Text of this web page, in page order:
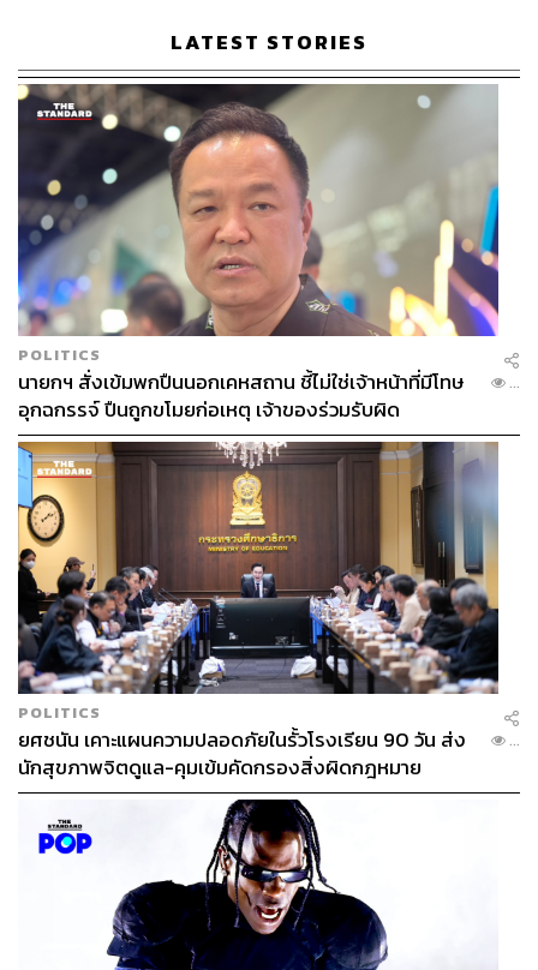
ABOUT THE AUTHOR
สมศักดิ์ จันทวิชชประภา
โปรดิวเซอร์ คอลัมนิสต์ และบรรณาธิการ ผู้
หลงใหลในความตื่นเต้นของกีฬาและความ
สงบของการอ่านหนังสือเงียบๆ
LATEST STORIES
POLITICS
นายกฯ สั่งเข้มพกปืนนอกเคหสถาน ชี้ไม่ใช่เจ้าหน้าที่มีโทษ
อุกฉกรรจ์ ปืนถูกขโมยก่อเหตุ เจ้าของร่วมรับผิด
...
POLITICS
ยศชนัน เคาะแผนความปลอดภัยในรั้วโรงเรียน 90 วัน ส่ง
นักสุขภาพจิตดูแล-คุมเข้มคัดกรองสิ่งผิดกฎหมาย
...